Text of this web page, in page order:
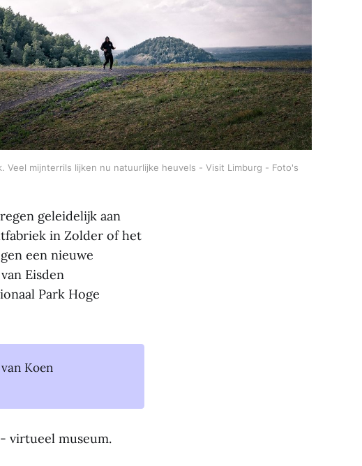
mijnterrils lijken nu natuurlijke heuvels - Visit Limburg - Foto's
geleidelijk aan
in Zolder of het
een nieuwe
Eisden
Park Hoge
Koen
virtueel museum.